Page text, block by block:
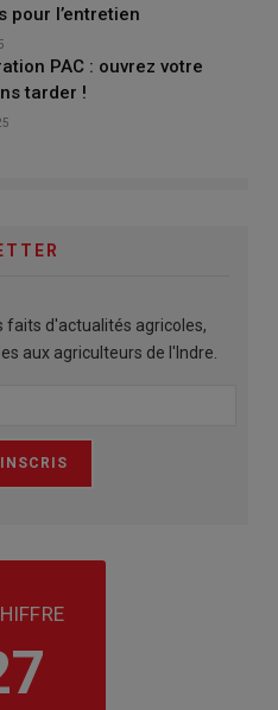
pour l’entretien
PAC : ouvrez votre
tarder !
faits d'actualités agricoles,
aux agriculteurs de l'Indre.